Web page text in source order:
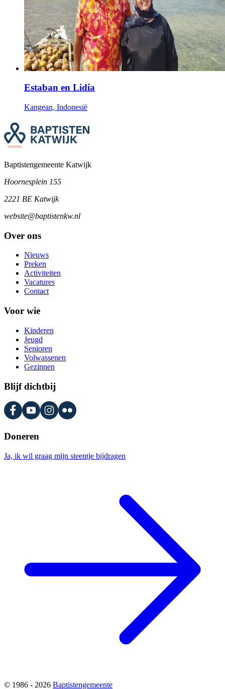
Estaban en Lidia
Kangean, Indonesië
Baptistengemeente Katwijk
Hoornesplein 155
2221 BE Katwijk
website@baptistenkw.nl
Over ons
Nieuws
Preken
Activiteiten
Vacatures
Contact
Voor wie
Kinderen
Jeugd
Senioren
Volwassenen
Gezinnen
Blijf dichtbij
Doneren
Ja, ik wil graag mijn steentje bijdragen
© 1986 - 2026 Baptistengemeente